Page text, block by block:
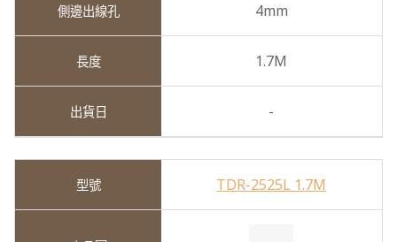
4mm
1.7M
-
TDR-2525L 1.7M